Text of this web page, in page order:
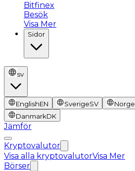
Bitfinex
Besök
Visa Mer
Sidor
sv
EnglishEN SverigeSV Norge
DanmarkDK
Jämför
Kryptovalutor
Visa alla kryptovalutorVisa Mer
Börser